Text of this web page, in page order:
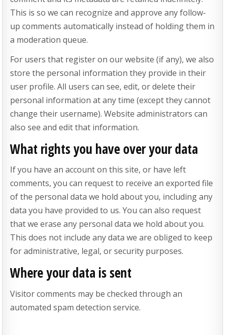
This is so we can recognize and approve any follow-
up comments automatically instead of holding them in
a moderation queue.
For users that register on our website (if any), we also
store the personal information they provide in their
user profile. All users can see, edit, or delete their
personal information at any time (except they cannot
change their username). Website administrators can
also see and edit that information.
What rights you have over your data
If you have an account on this site, or have left
comments, you can request to receive an exported file
of the personal data we hold about you, including any
data you have provided to us. You can also request
that we erase any personal data we hold about you.
This does not include any data we are obliged to keep
for administrative, legal, or security purposes.
Where your data is sent
Visitor comments may be checked through an
automated spam detection service.